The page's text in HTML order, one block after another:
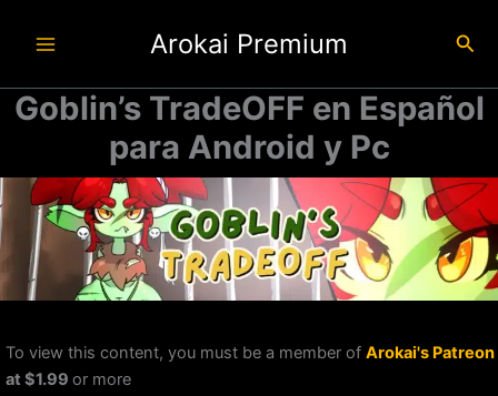
Arokai Premium
Goblin’s TradeOFF en Español
para Android y Pc
To view this content, you must be a member of Arokai's Patreon
at $1.99 or more